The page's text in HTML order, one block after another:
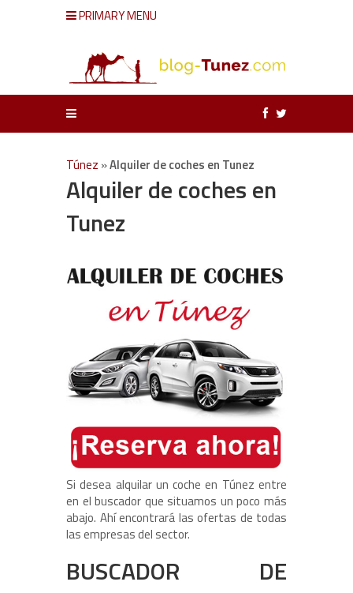
PRIMARY MENU
Túnez »Alquiler de coches en Tunez
Alquiler de coches en
Tunez
Si desea alquilar un coche en Túnez entre
en el buscador que situamos un poco más
abajo. Ahí encontrará las ofertas de todas
las empresas del sector.
BUSCADOR DE